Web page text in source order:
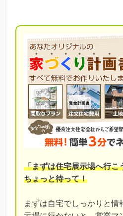
「まずは住宅展示場へ行こ
ちょっと待って！
まずは自宅でしっかりと情